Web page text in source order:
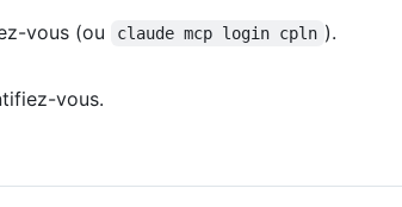
vous (ou claude mcp login cpln ).
vous.